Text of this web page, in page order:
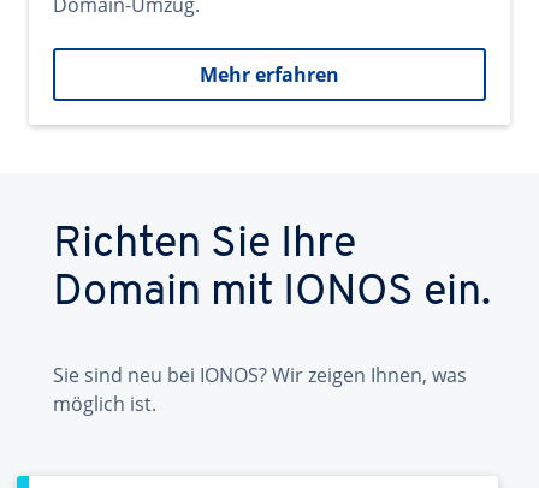
Mehr erfahren
Richten Sie Ihre
Domain mit IONOS ein.
Sie sind neu bei IONOS? Wir zeigen Ihnen, was
möglich ist.